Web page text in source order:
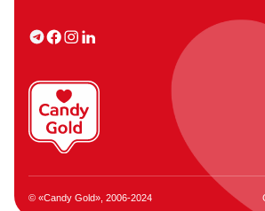
© «Candy Gold», 2006-2024